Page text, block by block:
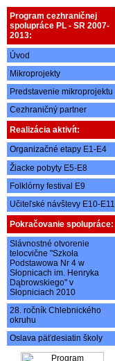
Program cezhraničnej
spolupráce PL - SR 2007-
2013:
Úvod
Mikroprojekty
Predstavenie mikroprojektu
Cezhraničný partner
Realizácia aktivít:
Organizačné etapy E1-E4
Žiacke pobyty E5-E8
Folklórny festival E9
Učiteľské návštevy E10-E11
Pokračovanie spolupráce:
Slávnostné otvorenie
telocvične "Szkoła
Podstawowa Nr 4 w
Słopnicach im. Henryka
Dąbrowskiego" v
Słopniciach 2010
28. ročník Chlebnického
okruhu
Oslava päťdesiatin školy